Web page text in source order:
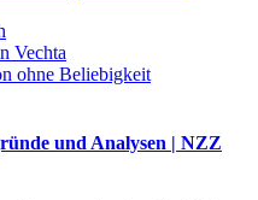
Vechta
ohne Beliebigkeit
und Analysen | NZZ